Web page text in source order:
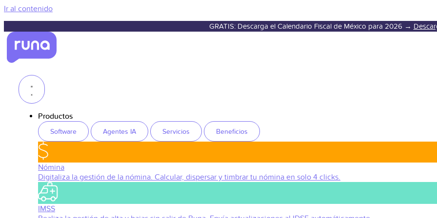
Ir al contenido
GRATIS: Descarga el Calendario Fiscal de México para 2026 →
Productos
Software Agentes IA Servicios Beneficios
Nómina
Digitaliza la gestión de la nómina. Calcular, dispersar y timbrar tu nómina en solo 4 clicks.
IMSS